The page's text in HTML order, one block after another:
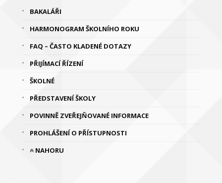
BAKALÁŘI
HARMONOGRAM ŠKOLNÍHO ROKU
FAQ – ČASTO KLADENÉ DOTAZY
PŘIJÍMACÍ ŘÍZENÍ
ŠKOLNÉ
PŘEDSTAVENÍ ŠKOLY
POVINNĚ ZVEŘEJŇOVANÉ INFORMACE
PROHLÁŠENÍ O PŘÍSTUPNOSTI
NAHORU